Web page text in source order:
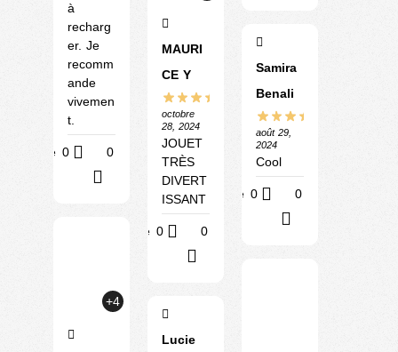
à
recharg
er. Je
recomm
ande
vivemen
t.
Utile 0 0
+4
MAURI
CE Y
octobre
28, 2024
JOUET
TRÈS
DIVERT
ISSANT
Utile 0 0
Lucie
Samira
Benali
août 29,
2024
Cool
Utile 0 0